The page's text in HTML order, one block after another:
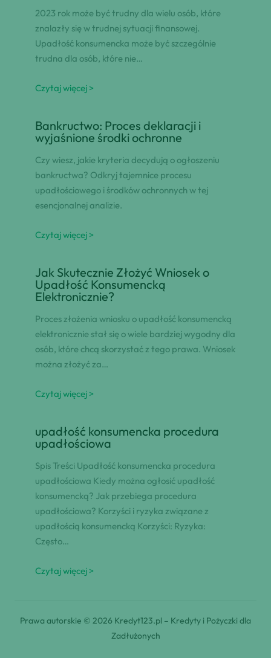
2023 rok może być trudny dla wielu osób, które
znalazły się w trudnej sytuacji finansowej.
Upadłość konsumencka może być szczególnie
trudna dla osób, które nie…
Czytaj więcej >
Bankructwo: Proces deklaracji i
wyjaśnione środki ochronne
Czy wiesz, jakie kryteria decydują o ogłoszeniu
bankructwa? Odkryj tajemnice procesu
upadłościowego i środków ochronnych w tej
esencjonalnej analizie.
Czytaj więcej >
Jak Skutecznie Złożyć Wniosek o
Upadłość Konsumencką
Elektronicznie?
Proces złożenia wniosku o upadłość konsumencką
elektronicznie stał się o wiele bardziej wygodny dla
osób, które chcą skorzystać z tego prawa. Wniosek
można złożyć za…
Czytaj więcej >
upadłość konsumencka procedura
upadłościowa
Spis Treści Upadłość konsumencka procedura
upadłościowa Kiedy można ogłosić upadłość
konsumencką? Jak przebiega procedura
upadłościowa? Korzyści i ryzyka związane z
upadłością konsumencką Korzyści: Ryzyka:
Często…
Czytaj więcej >
Prawa autorskie © 2026 Kredyt123.pl – Kredyty i Pożyczki dla
Zadłużonych